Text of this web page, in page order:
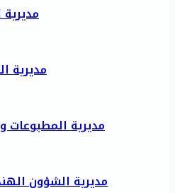
مديرية
مديرية
مديرية المطبوعات
مديرية الشؤون